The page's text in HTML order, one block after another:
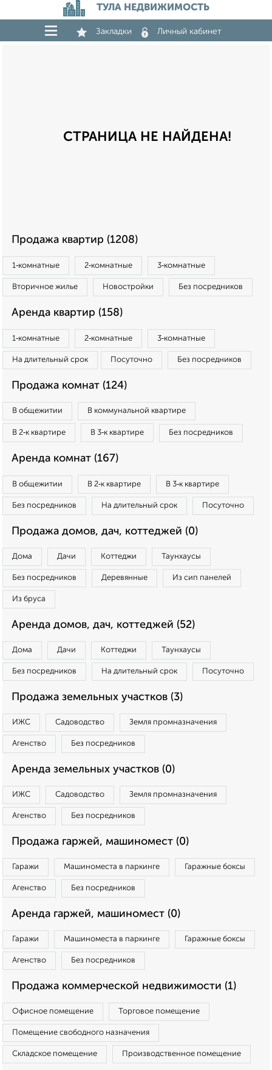
ТУЛА НЕДВИЖИМОСТЬ
Закладки Личный кабинет
СТРАНИЦА НЕ НАЙДЕНА!
Продажа квартир (1208)
1‑комнатные 2‑комнатные 3‑комнатные
Вторичное жилье Новостройки Без посредников
Аренда квартир (158)
1‑комнатные 2‑комнатные 3‑комнатные
На длительный срок Посуточно Без посредников
Продажа комнат (124)
В общежитии В коммунальной квартире
В 2‑к квартире В 3‑к квартире Без посредников
Аренда комнат (167)
В общежитии В 2‑к квартире В 3‑к квартире
Без посредников На длительный срок Посуточно
Продажа домов, дач, коттеджей (0)
Дома Дачи Коттеджи Таунхаусы
Без посредников Деревянные Из сип панелей
Из бруса
Аренда домов, дач, коттеджей (52)
Дома Дачи Коттеджи Таунхаусы
Без посредников На длительный срок Посуточно
Продажа земельных участков (3)
ИЖС Садоводство Земля промназначения
Агенство Без посредников
Аренда земельных участков (0)
ИЖС Садоводство Земля промназначения
Агенство Без посредников
Продажа гаржей, машиномест (0)
Гаражи Машиноместа в паркинге Гаражные боксы
Агенство Без посредников
Аренда гаржей, машиномест (0)
Гаражи Машиноместа в паркинге Гаражные боксы
Агенство Без посредников
Продажа коммерческой недвижимости (1)
Офисное помещение Торговое помещение
Помещение свободного назначения
Складское помещение Производственное помещение